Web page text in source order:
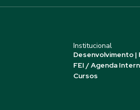
Institucional
Desenvolvimento |
FEI / Agenda
Cursos